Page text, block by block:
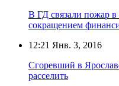
В ГД связали пожар в
сокращением
12:21 Янв. 3, 2016
Сгоревший в
расселить